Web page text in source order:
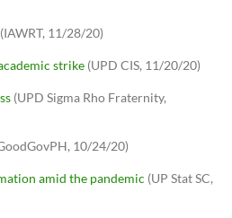
(IAWRT, 11/28/20)
strike (UPD CIS, 11/20/20)
(UPD Sigma Rho Fraternity,
10/24/20)
amid the pandemic (UP Stat SC,